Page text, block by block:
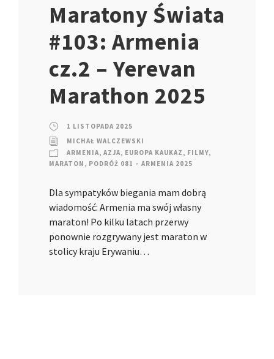
Maratony Świata
#103: Armenia
cz.2 – Yerevan
Marathon 2025
1 LISTOPADA 2025
MICHAŁ WALCZEWSKI
ARMENIA, AZJA, EUROPA KAUKAZ , FILMY,
MARATON , PODRÓŻ 081 – ARMENIA 2025
Dla sympatyków biegania mam dobrą
wiadomość: Armenia ma swój własny
maraton! Po kilku latach przerwy
ponownie rozgrywany jest maraton w
stolicy kraju Erywaniu…